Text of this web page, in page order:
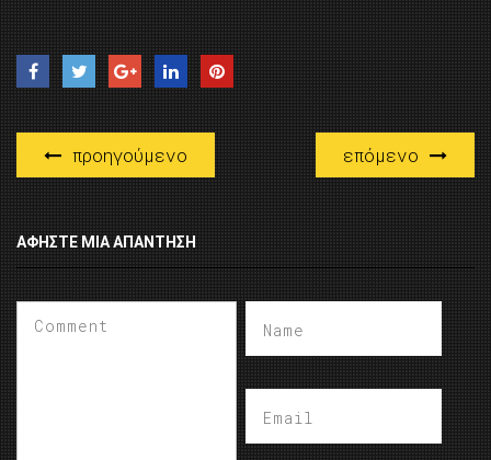
προηγούμενο επόμενο
ΑΦΉΣΤΕ ΜΙΑ ΑΠΆΝΤΗΣΗ